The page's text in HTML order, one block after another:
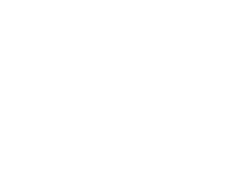
5; 190 evaluaciones